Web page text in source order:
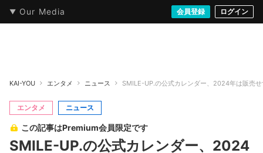
Our Media 会員登録 ログイン
本・文芸 情報化社会 音楽・映像 ゲームストリート
KAI-YOU エンタメ ニュース SMILE-UP.の公式カレンダー、2024年は販売
エンタメ ニュース
この記事はPremium会員限定です
SMILE-UP.の公式カレンダー、2024